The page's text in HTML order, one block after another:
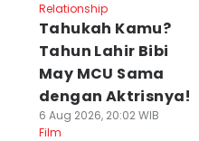
Relationship
Tahukah Kamu?
Tahun Lahir Bibi
May MCU Sama
dengan Aktrisnya!
6 Aug 2026, 20:02 WIB
Film